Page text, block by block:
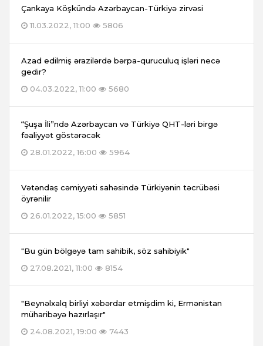
Çankaya Köşkündə Azərbaycan-Türkiyə zirvəsi
11.03.2022, 11:00
5806
Azad edilmiş ərazilərdə bərpa-quruculuq işləri necə
gedir?
04.03.2022, 11:00
5680
“Şuşa İli”ndə Azərbaycan və Türkiyə QHT-ləri birgə
fəaliyyət göstərəcək
28.01.2022, 16:00
5964
Vətəndaş cəmiyyəti sahəsində Türkiyənin təcrübəsi
öyrənilir
26.01.2022, 15:00
5851
"Bu gün bölgəyə tam sahibik, söz sahibiyik"
27.08.2021, 11:00
8154
"Beynəlxalq birliyi xəbərdar etmişdim ki, Ermənistan
müharibəyə hazırlaşır"
24.08.2021, 19:00
7443